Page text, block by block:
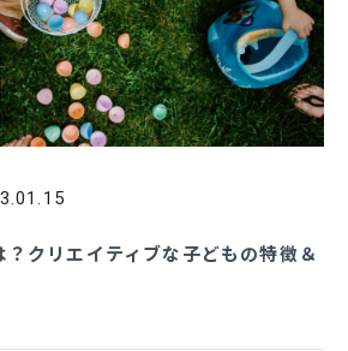
？クリエイティブな子どもの特徴＆